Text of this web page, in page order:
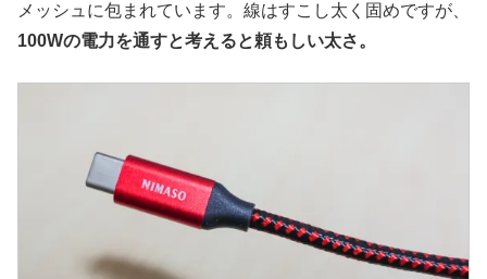
メッシュに包まれています。線はすこし太く固めですが、
100Wの電力を通すと考えると頼もしい太さ。